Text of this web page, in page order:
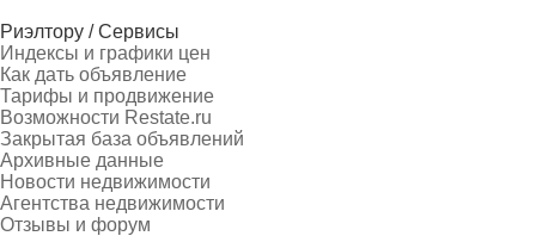
Риэлтору / Сервисы
Индексы и графики цен
Как дать объявление
Тарифы и продвижение
Возможности Restate.ru
Закрытая база объявлений
Архивные данные
Новости недвижимости
Агентства недвижимости
Отзывы и форум